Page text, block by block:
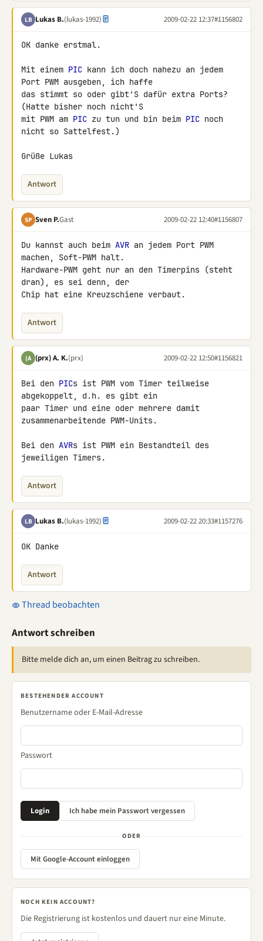
LB Lukas B.(lukas-1992) 2009-02-22 12:37#1156802
OK danke erstmal.
Mit einem PIC kann ich doch nahezu an jedem
Port PWM ausgeben, ich haffe
das stimmt so oder gibt'S dafür extra Ports?
(Hatte bisher noch nicht'S
mit PWM am PIC zu tun und bin beim PIC noch
nicht so Sattelfest.)
Grüße Lukas
Antwort
SP Sven P.Gast 2009-02-22 12:40#1156807
Du kannst auch beim AVR an jedem Port PWM
machen, Soft-PWM halt.
Hardware-PWM geht nur an den Timerpins (steht
dran), es sei denn, der
Chip hat eine Kreuzschiene verbaut.
Antwort
(A (prx) A. K.(prx) 2009-02-22 12:50#1156821
Bei den PICs ist PWM vom Timer teilweise
abgekoppelt, d.h. es gibt ein
paar Timer und eine oder mehrere damit
zusammenarbeitende PWM-Units.
Bei den AVRs ist PWM ein Bestandteil des
jeweiligen Timers.
Antwort
LB Lukas B.(lukas-1992) 2009-02-22 20:33#1157276
OK Danke
Antwort
Thread beobachten
Antwort schreiben
Bitte melde dich an, um einen Beitrag zu schreiben.
BESTEHENDER ACCOUNT
Benutzername oder E-Mail-Adresse
Passwort
ODER
Mit Google-Account einloggen
NOCH KEIN ACCOUNT?
Die Registrierung ist kostenlos und dauert nur eine Minute.